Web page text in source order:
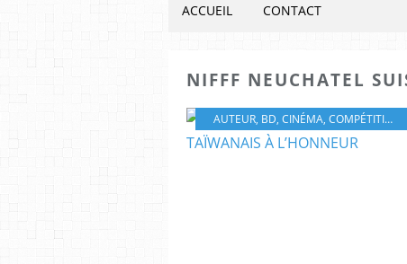
ACCUEIL CONTACT
NIFFF NEUCHATEL
AUTEUR, BD, CINÉMA, COMPÉTITION INTERNATIONALE